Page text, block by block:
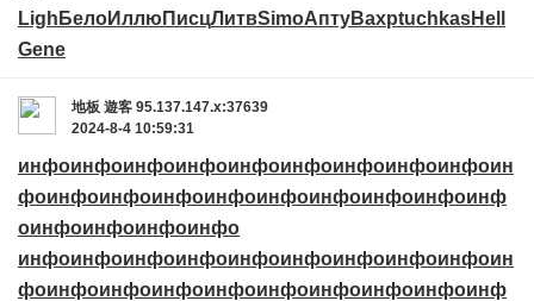
Ligh БелоИллю ПисцЛитвSimoАптуВахрtuchkasHell
Gene
地板 遊客 95.137.147.x:37639
2024-8-4 10:59:31
инфоинфоинфоинфоинфоинфоинфоинфоинфоин
фоинфоинфоинфоинфоинфоинфоинфоинфоинф
оинфоинфоинфоинфо
инфоинфоинфоинфоинфоинфоинфоинфоинфоин
фоинфоинфоинфоинфоинфоинфоинфоинфоинф